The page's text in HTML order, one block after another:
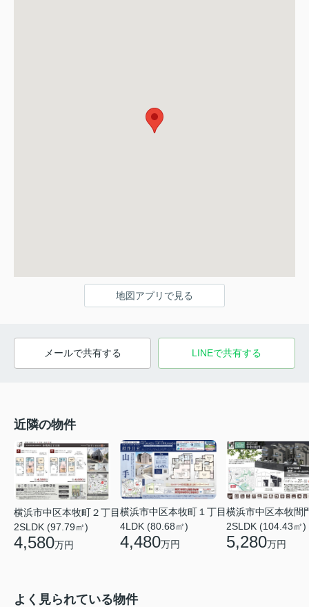
地図アプリで見る
メールで共有する LINEで共有する
近隣の物件
横浜市中区本牧町２丁目
2SLDK (97.79㎡)
4,580万円
横浜市中区本牧町１丁目
4LDK (80.68㎡)
4,480万円
横浜市中区本牧間
2SLDK (104.43㎡)
5,280万円
よく見られている物件